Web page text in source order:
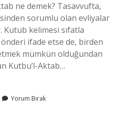
ne demek? Tasavvufta,
sorumlu olan evliyalar
Kutub kelimesi sıfatla
önderi ifade etse de, birden
mümkün olduğundan
Kutbu’l-Aktab…
Yorum Bırak